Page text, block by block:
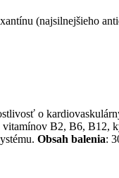
(najsilnejšieho
o
B2, B6, B12,
Obsah balenia: